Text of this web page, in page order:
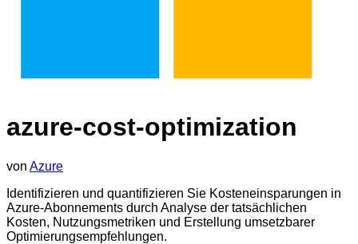
azure-cost-optimization
von Azure
Identifizieren und quantifizieren Sie Kosteneinsparungen in
Azure-Abonnements durch Analyse der tatsächlichen
Kosten, Nutzungsmetriken und Erstellung umsetzbarer
Optimierungsempfehlungen.